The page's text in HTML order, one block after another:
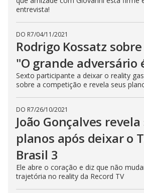
entrevista!
DO R7/04/11/2021
Rodrigo Kossatz
"O grande adversário
Sexto participante a deixar o reality
sobre a competição e revela seus
DO R7/26/10/2021
João Gonçalves
planos após deixar o
Brasil 3
Ele abre o coração e diz que não
trajetória no reality da Record TV